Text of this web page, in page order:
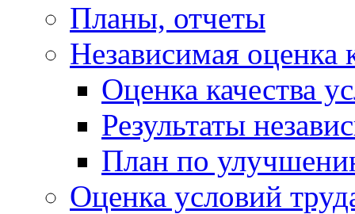
Планы, отчеты
Независимая оценка
Оценка качества
Результаты
План по
Оценка условий